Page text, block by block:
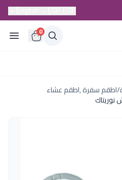
0
/اطقم سفرة ,اطقم عشاء